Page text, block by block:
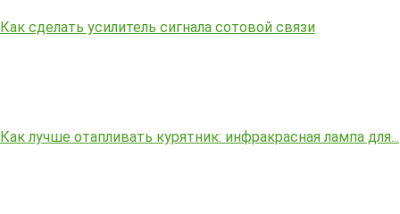
Как сделать усилитель сигнала сотовой связи
Как лучше отапливать курятник: инфракрасная лампа для...